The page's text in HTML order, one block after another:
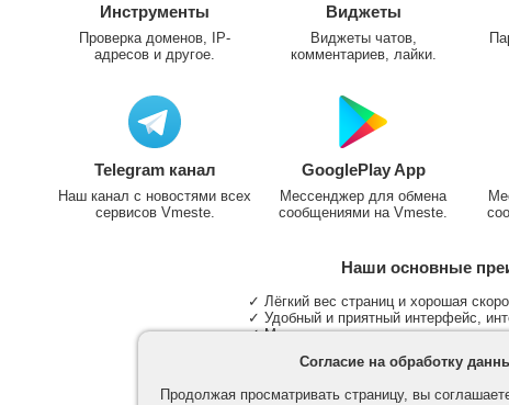
Инструменты
Проверка доменов, IP-
адресов и другое.
Виджеты
Виджеты чатов,
комментариев, лайки.
Telegram канал
Наш канал с новостями всех
сервисов Vmeste.
GooglePlay App
Мессенджер для обмена
сообщениями на Vmeste.
Наши основные
✓ Лёгкий вес страниц и хорошая
✓ Удобный и приятный интерфейс,
✓ Мы не размещаем надоедливую
✓ Участие в группах и сообществах
✓ Поддержка основных типов и
Согласие на обработку
Продолжая просматривать страницу, вы